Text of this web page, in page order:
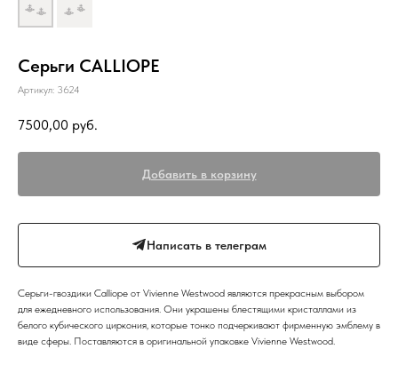
Серьги CALLIOPE
Артикул: 3624
7500,00 руб.
Добавить в корзину
Написать в телеграм
Серьги-гвоздики Calliope от Vivienne Westwood являются прекрасным выбором
для ежедневного использования. Они украшены блестящими кристаллами из
белого кубического циркония, которые тонко подчеркивают фирменную эмблему в
виде сферы. Поставляются в оригинальной упаковке Vivienne Westwood.